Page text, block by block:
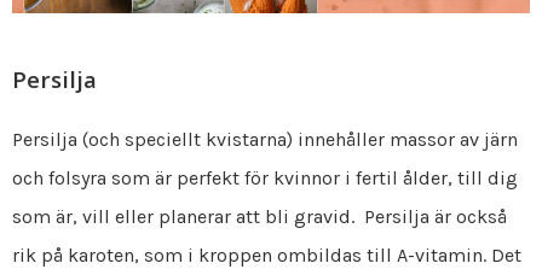
Persilja
Persilja (och speciellt kvistarna) innehåller massor av järn
och folsyra som är perfekt för kvinnor i fertil ålder, till dig
som är, vill eller planerar att bli gravid. Persilja är också
rik på karoten, som i kroppen ombildas till A-vitamin. Det